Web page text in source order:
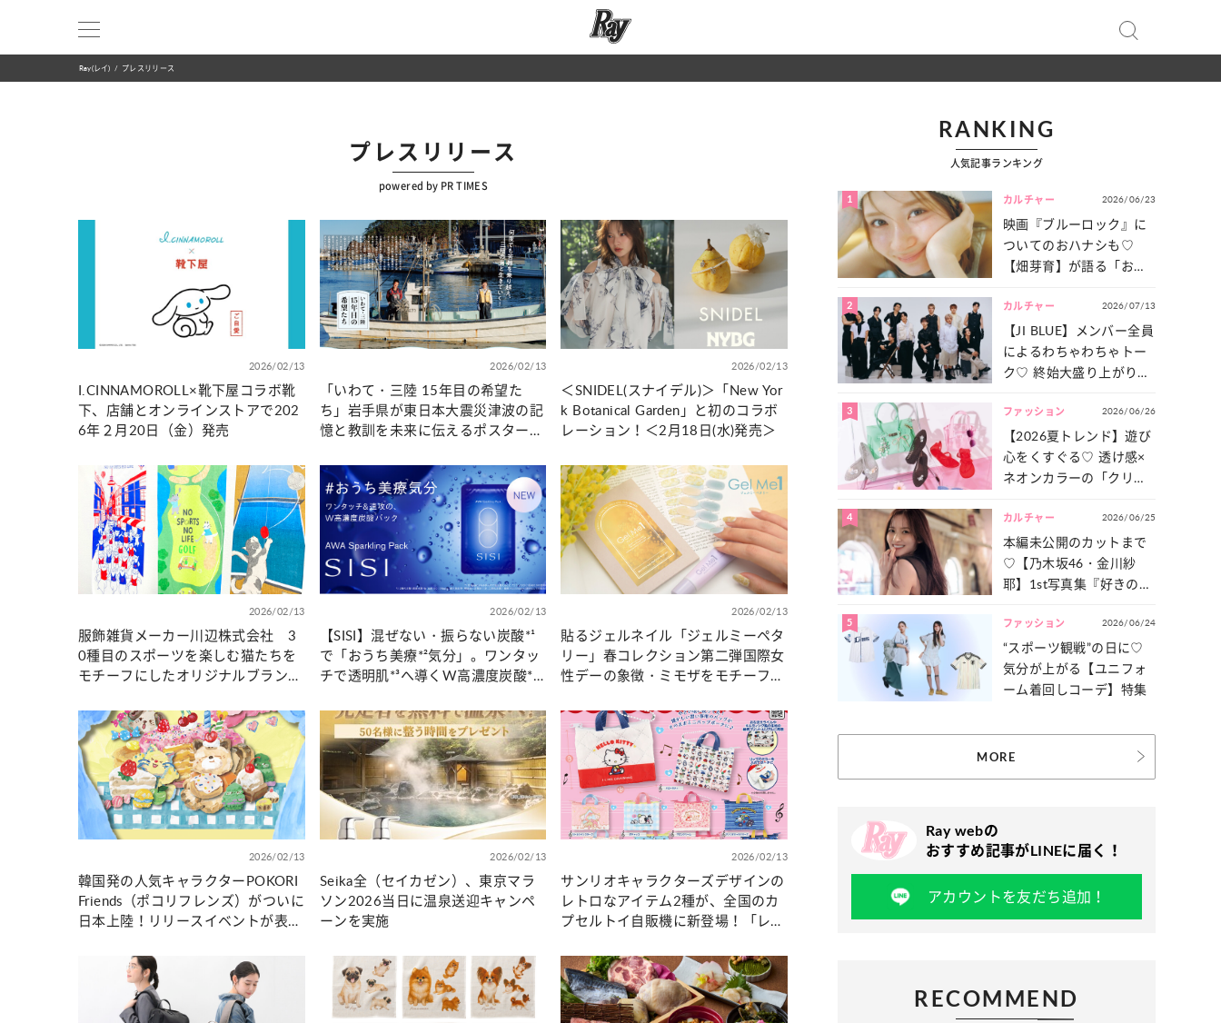
Ray(レイ) プレスリリース
プレスリリース
powered by PR TIMES
2026/02/13
I.CINNAMOROLL×靴下屋コラボ靴
下、店舗とオンラインストアで202
6年２月20日（金）発売
2026/02/13
「いわて・三陸 15年目の希望た
ち」岩手県が東日本大震災津波の記
憶と教訓を未来に伝えるポスター・
2026/02/13
＜SNIDEL(スナイデル)＞「New Yor
k Botanical Garden」と初のコラボ
レーション！＜2月18日(水)発売＞
2026/02/13
服飾雑貨メーカー川辺株式会社 3
0種目のスポーツを楽しむ猫たちを
モチーフにしたオリジナルブランド
2026/02/13
【SISI】混ぜない・振らない炭酸*¹
で「おうち美療*²気分」。ワンタッ
チで透明肌*³へ導くW高濃度炭酸*¹
2026/02/13
貼るジェルネイル「ジェルミーペタ
リー」春コレクション第二弾国際女
性デーの象徴・ミモザをモチーフに
り登場！
2026/02/13
韓国発の人気キャラクターPOKORI
Friends（ポコリフレンズ）がついに
日本上陸！リリースイベントが表参
2026/02/13
Seika全（セイカゼン）、東京マラ
ソン2026当日に温泉送迎キャンペ
ーンを実施
2026/02/13
サンリオキャラクターズデザインの
レトロなアイテム2種が、全国のカ
プセルトイ自販機に新登場！「レッ
「壁掛け時計風クリップキーホルダ
ー」が、2026年2月中旬より順次発
売！
RANKING
人気記事ランキング
1 カルチャー 2026/06/23
映画『ブルーロック』に
ついてのおハナシも♡
【畑芽育】が語る「お仕
は？
2 カルチャー 2026/07/13
【JI BLUE】メンバー全員
によるわちゃわちゃトー
ク♡ 終始大盛り上がりだ
一気見せ！
3 ファッション 2026/06/26
【2026夏トレンド】遊び
心をくすぐる♡ 透け感×
ネオンカラーの「クリア
4 カルチャー 2026/06/25
本編未公開のカットまで
♡【乃木坂46・金川紗
耶】1st写真集『好きのグ
たっぷりとお届け！
5 ファッション 2026/06/24
“スポーツ観戦”の日に♡
気分が上がる【ユニフォ
ーム着回しコーデ】特集
MORE
Ray webの
おすすめ記事がLINEに届く！
アカウントを友だち追加！
RECOMMEND